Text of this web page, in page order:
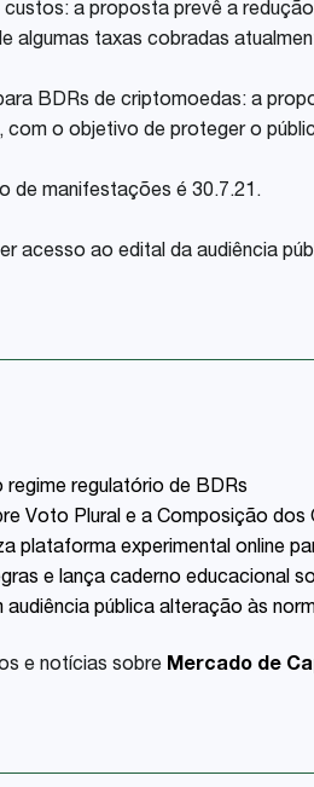
custos: a proposta prevê a
algumas taxas cobradas
BDRs de criptomoedas: a
com o objetivo de proteger o
de manifestações é 30.7.21.
acesso ao edital da audiência
regime regulatório de BDRs
Voto Plural e a Composição
plataforma experimental online
e lança caderno educacional
audiência pública alteração às
e notícias sobre Mercado de